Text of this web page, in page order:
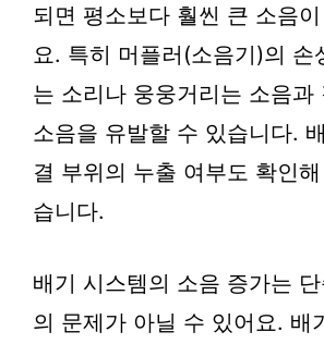
되면 평소보다 훨씬 큰 소음
요. 특히 머플러(소음기)의 손
는 소리나 웅웅거리는 소음과
소음을 유발할 수 있습니다.
결 부위의 누출 여부도 확인
습니다.
배기 시스템의 소음 증가는
의 문제가 아닐 수 있어요. 배